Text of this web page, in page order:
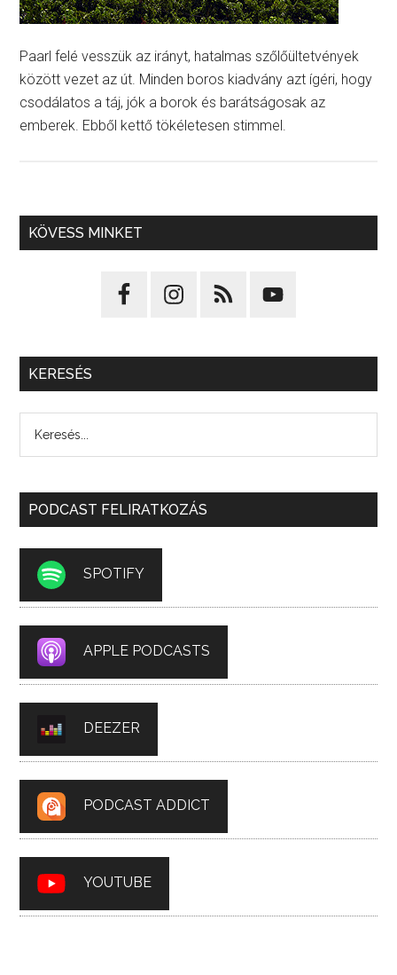
Paarl felé vesszük az irányt, hatalmas szőlőültetvények
között vezet az út. Minden boros kiadvány azt ígéri, hogy
csodálatos a táj, jók a borok és barátságosak az
emberek. Ebből kettő tökéletesen stimmel.
KÖVESS MINKET
KERESÉS
PODCAST FELIRATKOZÁS
SPOTIFY
APPLE PODCASTS
DEEZER
PODCAST ADDICT
YOUTUBE